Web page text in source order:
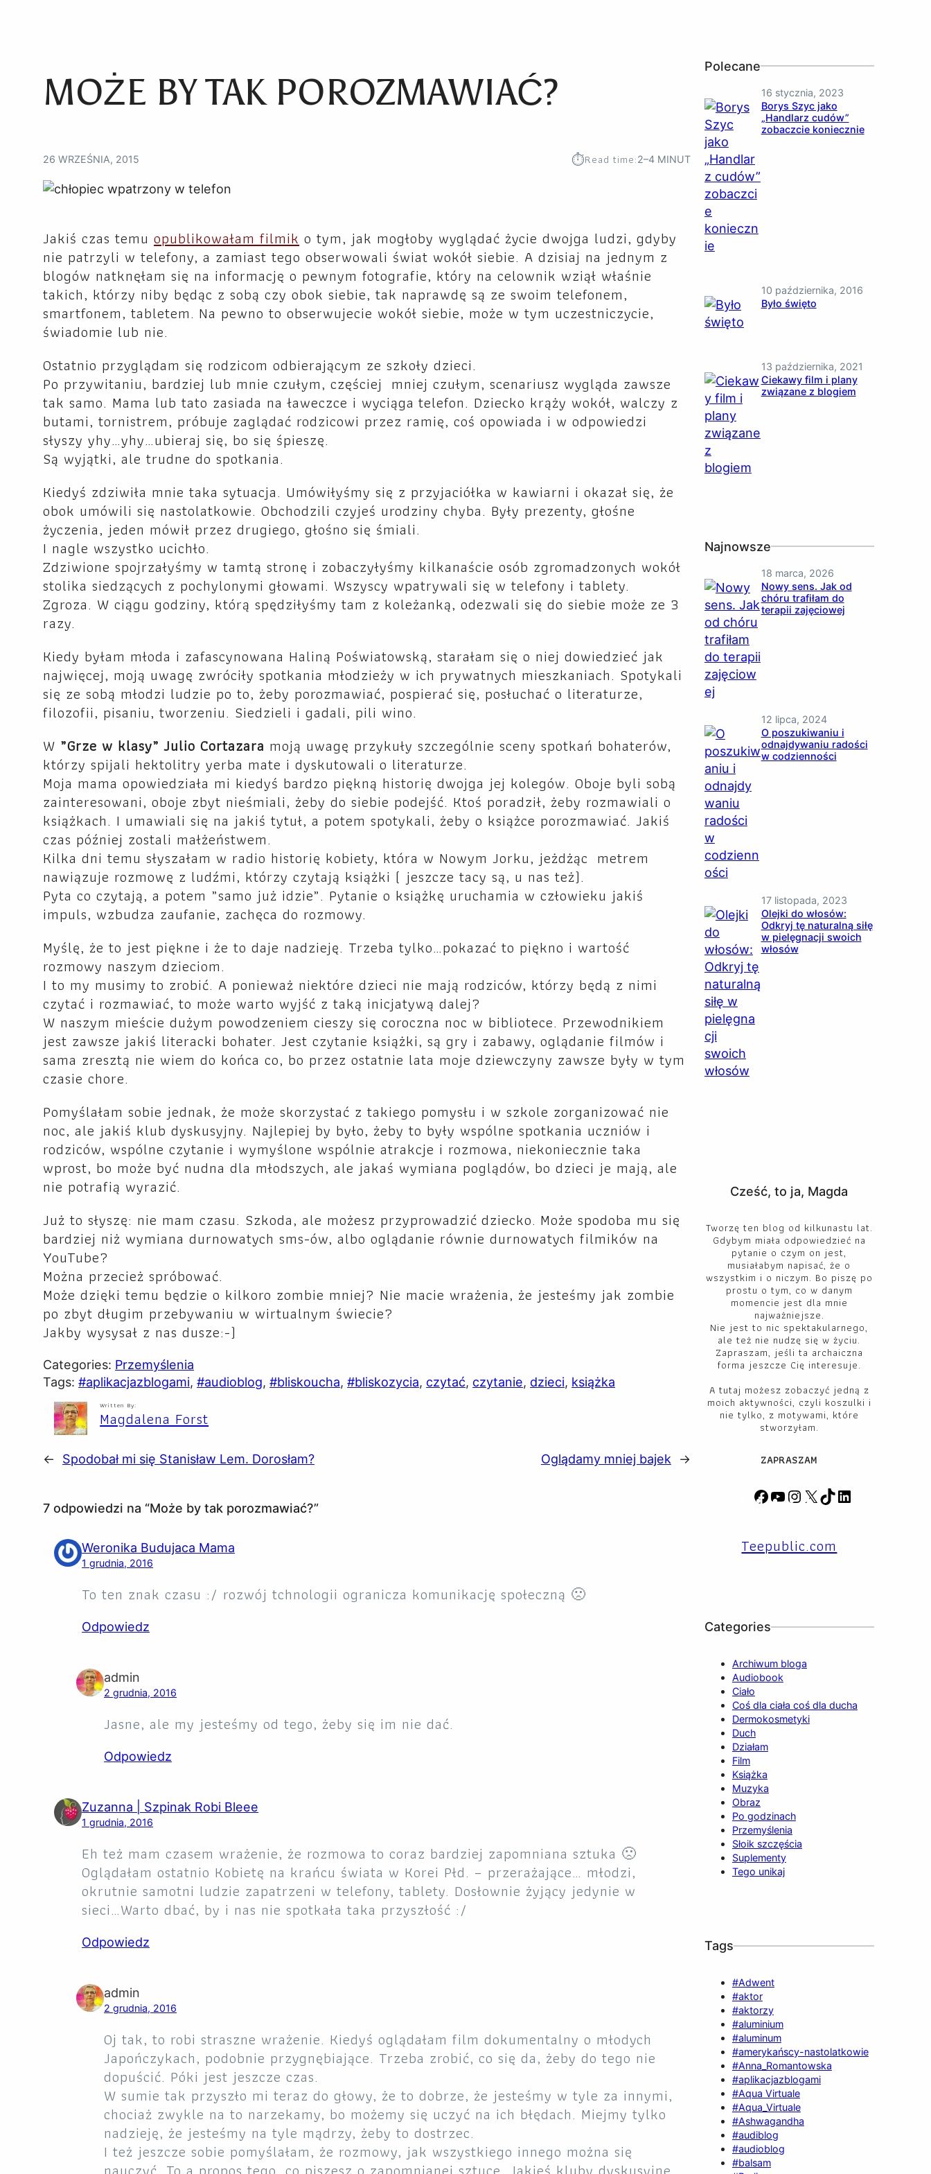
MOŻE BY TAK POROZMAWIAĆ?
26 WRZEŚNIA, 2015 ⏱︎Read time:2–4 MINUT
Jakiś czas temuopublikowałam filmik o tym, jak mogłoby wyglądać życie dwojga ludzi, gdyby
nie patrzyli w telefony, a zamiast tego obserwowali świat wokół siebie. A dzisiaj na jednym z
blogów natknęłam się na informację o pewnym fotografie, który na celownik wziął właśnie
takich, którzy niby będąc z sobą czy obok siebie, tak naprawdę są ze swoim telefonem,
smartfonem, tabletem. Na pewno to obserwujecie wokół siebie, może w tym uczestniczycie,
świadomie lub nie.
Ostatnio przyglądam się rodzicom odbierającym ze szkoły dzieci.
Po przywitaniu, bardziej lub mnie czułym, częściej mniej czułym, scenariusz wygląda zawsze
tak samo. Mama lub tato zasiada na ławeczce i wyciąga telefon. Dziecko krąży wokół, walczy z
butami, tornistrem, próbuje zaglądać rodzicowi przez ramię, coś opowiada i w odpowiedzi
słyszy yhy…yhy…ubieraj się, bo się śpieszę.
Są wyjątki, ale trudne do spotkania.
Kiedyś zdziwiła mnie taka sytuacja. Umówiłyśmy się z przyjaciółka w kawiarni i okazał się, że
obok umówili się nastolatkowie. Obchodzili czyjeś urodziny chyba. Były prezenty, głośne
życzenia, jeden mówił przez drugiego, głośno się śmiali.
I nagle wszystko ucichło.
Zdziwione spojrzałyśmy w tamtą stronę i zobaczyłyśmy kilkanaście osób zgromadzonych wokół
stolika siedzących z pochylonymi głowami. Wszyscy wpatrywali się w telefony i tablety.
Zgroza. W ciągu godziny, którą spędziłyśmy tam z koleżanką, odezwali się do siebie może ze 3
razy.
Kiedy byłam młoda i zafascynowana Haliną Poświatowską, starałam się o niej dowiedzieć jak
najwięcej, moją uwagę zwróciły spotkania młodzieży w ich prywatnych mieszkaniach. Spotykali
się ze sobą młodzi ludzie po to, żeby porozmawiać, pospierać się, posłuchać o literaturze,
filozofii, pisaniu, tworzeniu. Siedzieli i gadali, pili wino.
W „Grze w klasy” Julio Cortazara moją uwagę przykuły szczególnie sceny spotkań bohaterów,
którzy spijali hektolitry yerba mate i dyskutowali o literaturze.
Moja mama opowiedziała mi kiedyś bardzo piękną historię dwojga jej kolegów. Oboje byli sobą
zainteresowani, oboje zbyt nieśmiali, żeby do siebie podejść. Ktoś poradził, żeby rozmawiali o
książkach. I umawiali się na jakiś tytuł, a potem spotykali, żeby o książce porozmawiać. Jakiś
czas później zostali małżeństwem.
Kilka dni temu słyszałam w radio historię kobiety, która w Nowym Jorku, jeżdżąc metrem
nawiązuje rozmowę z ludźmi, którzy czytają książki ( jeszcze tacy są, u nas też).
Pyta co czytają, a potem „samo już idzie”. Pytanie o książkę uruchamia w człowieku jakiś
impuls, wzbudza zaufanie, zachęca do rozmowy.
Myślę, że to jest piękne i że to daje nadzieję. Trzeba tylko…pokazać to piękno i wartość
rozmowy naszym dzieciom.
I to my musimy to zrobić. A ponieważ niektóre dzieci nie mają rodziców, którzy będą z nimi
czytać i rozmawiać, to może warto wyjść z taką inicjatywą dalej?
W naszym mieście dużym powodzeniem cieszy się coroczna noc w bibliotece. Przewodnikiem
jest zawsze jakiś literacki bohater. Jest czytanie książki, są gry i zabawy, oglądanie filmów i
sama zresztą nie wiem do końca co, bo przez ostatnie lata moje dziewczyny zawsze były w tym
czasie chore.
Pomyślałam sobie jednak, że może skorzystać z takiego pomysłu i w szkole zorganizować nie
noc, ale jakiś klub dyskusyjny. Najlepiej by było, żeby to były wspólne spotkania uczniów i
rodziców, wspólne czytanie i wymyślone wspólnie atrakcje i rozmowa, niekoniecznie taka
wprost, bo może być nudna dla młodszych, ale jakaś wymiana poglądów, bo dzieci je mają, ale
nie potrafią wyrazić.
Już to słyszę: nie mam czasu. Szkoda, ale możesz przyprowadzić dziecko. Może spodoba mu się
bardziej niż wymiana durnowatych sms-ów, albo oglądanie równie durnowatych filmików na
YouTube?
Można przecież spróbować.
Może dzięki temu będzie o kilkoro zombie mniej? Nie macie wrażenia, że jesteśmy jak zombie
po zbyt długim przebywaniu w wirtualnym świecie?
Jakby wysysał z nas dusze:-)
Categories: Przemyślenia
Tags:#aplikacjazblogami, #audioblog, #bliskoucha, #bliskozycia, czytać, czytanie, dzieci, książka
Written By:
Magdalena Forst
← Spodobał mi się Stanisław Lem. Dorosłam? Oglądamy mniej bajek →
7 odpowiedzi na “Może by tak porozmawiać?”
Weronika Budujaca Mama
1 grudnia, 2016
To ten znak czasu :/ rozwój tchnologii ogranicza komunikację społeczną 🙁
Odpowiedz
admin
2 grudnia, 2016
Jasne, ale my jesteśmy od tego, żeby się im nie dać.
Odpowiedz
Zuzanna | Szpinak Robi Bleee
1 grudnia, 2016
Eh też mam czasem wrażenie, że rozmowa to coraz bardziej zapomniana sztuka 🙁
Oglądałam ostatnio Kobietę na krańcu świata w Korei Płd. – przerażające… młodzi,
okrutnie samotni ludzie zapatrzeni w telefony, tablety. Dosłownie żyjący jedynie w
sieci…Warto dbać, by i nas nie spotkała taka przyszłość :/
Odpowiedz
admin
2 grudnia, 2016
Oj tak, to robi straszne wrażenie. Kiedyś oglądałam film dokumentalny o młodych
Japończykach, podobnie przygnębiające. Trzeba zrobić, co się da, żeby do tego nie
dopuścić. Póki jest jeszcze czas.
W sumie tak przyszło mi teraz do głowy, że to dobrze, że jesteśmy w tyle za innymi,
chociaż zwykle na to narzekamy, bo możemy się uczyć na ich błędach. Miejmy tylko
nadzieję, że jesteśmy na tyle mądrzy, żeby to dostrzec.
I też jeszcze sobie pomyślałam, że rozmowy, jak wszystkiego innego można się
Polecane
16 stycznia, 2023
Borys Szyc jako
„Handlarz cudów”
zobaczcie koniecznie
10 października, 2016
Było święto
13 października, 2021
Ciekawy film i plany
związane z blogiem
Najnowsze
18 marca, 2026
Nowy sens. Jak od
chóru trafiłam do
terapii zajęciowej
12 lipca, 2024
O poszukiwaniu i
odnajdywaniu radości
w codzienności
17 listopada, 2023
Olejki do włosów:
Odkryj tę naturalną siłę
w pielęgnacji swoich
włosów
Cześć, to ja, Magda
Tworzę ten blog od kilkunastu lat.
Gdybym miała odpowiedzieć na
pytanie o czym on jest,
musiałabym napisać, że o
wszystkim i o niczym. Bo piszę po
prostu o tym, co w danym
momencie jest dla mnie
najważniejsze.
Nie jest to nic spektakularnego,
ale też nie nudzę się w życiu.
Zapraszam, jeśli ta archaiczna
forma jeszcze Cię interesuje.
A tutaj możesz zobaczyć jedną z
moich aktywności, czyli koszulki i
nie tylko, z motywami, które
stworzyłam.
ZAPRASZAM
F
e
Y
T
I
t
X
T
Teepublic.com
Categories
Archiwum bloga
Audiobook
Ciało
Coś dla ciała coś dla ducha
Dermokosmetyki
Duch
Działam
Film
Książka
Muzyka
Obraz
Po godzinach
Przemyślenia
Słoik szczęścia
Suplementy
Tego unikaj
Tags
#Adwent
#aktor
#aktorzy
#aluminium
#aluminum
#amerykańscy-nastolatkowie
#Anna_Romantowska
#aplikacjazblogami
#Aqua Virtuale
#Aqua_Virtuale
#Ashwagandha
#audiblog
#audioblog
#balsam